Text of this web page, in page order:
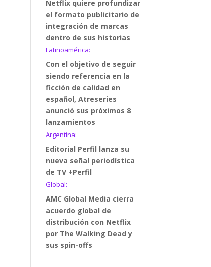
Netflix quiere profundizar
el formato publicitario de
integración de marcas
dentro de sus historias
Latinoamérica:
Con el objetivo de seguir
siendo referencia en la
ficción de calidad en
español, Atreseries
anunció sus próximos 8
lanzamientos
Argentina:
Editorial Perfil lanza su
nueva señal periodística
de TV +Perfil
Global:
AMC Global Media cierra
acuerdo global de
distribución con Netflix
por The Walking Dead y
sus spin-offs